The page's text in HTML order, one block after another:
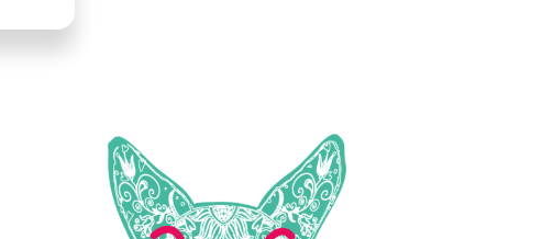
ILLUSTRATION
PRINCIPALE